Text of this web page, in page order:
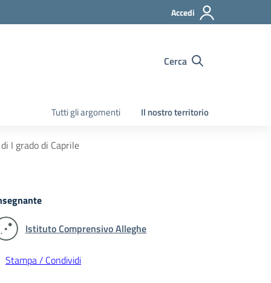
Accedi
Cerca
Tutti gli argomenti Il nostro territorio
I grado di Caprile
Istituto Comprensivo Alleghe
Stampa / Condividi